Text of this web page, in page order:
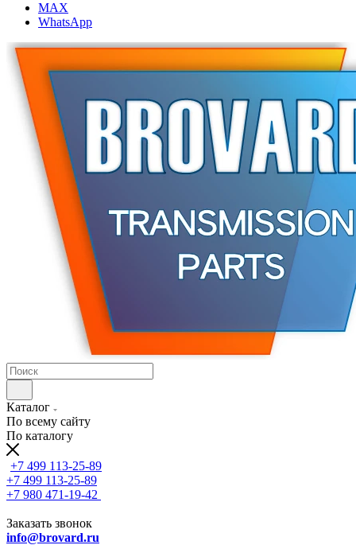
MAX
WhatsApp
Каталог
По всему сайту
По каталогу
+7 499 113-25-89
+7 499 113-25-89
+7 980 471-19-42
Заказать звонок
info@brovard.ru